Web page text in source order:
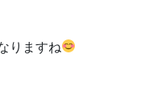
りますね